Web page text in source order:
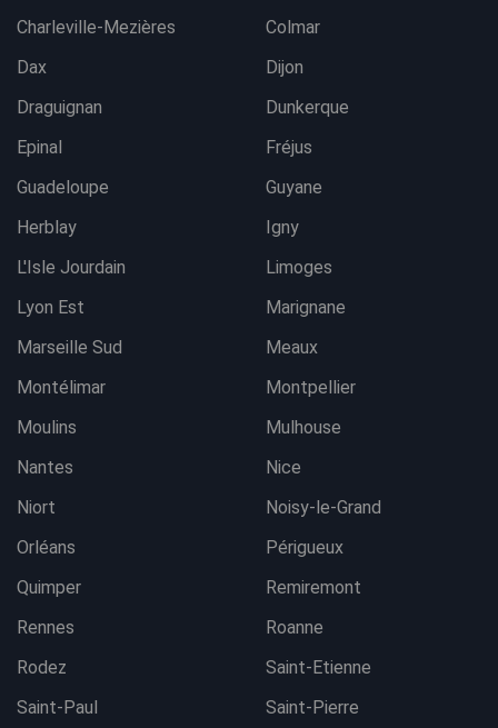
Charleville-Mezières
Colmar
Dax
Dijon
Draguignan
Dunkerque
Epinal
Fréjus
Guadeloupe
Guyane
Herblay
Igny
L'Isle Jourdain
Limoges
Lyon Est
Marignane
Marseille Sud
Meaux
Montélimar
Montpellier
Moulins
Mulhouse
Nantes
Nice
Niort
Noisy-le-Grand
Orléans
Périgueux
Quimper
Remiremont
Rennes
Roanne
Rodez
Saint-Etienne
Saint-Paul
Saint-Pierre